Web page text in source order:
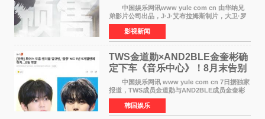
中国娱乐网讯www yule com cn 由华纳兄
弟影片公司出品，J·J·艾布拉姆斯制片，大卫·罗
伯特·米切尔执导，好莱坞巨星安妮·海瑟薇和伊万
·麦克格雷格领衔主演的2026暑期惊悚冒险大片
《逃出绝
影视新闻
TWS金道勋×AND2BLE金奎彬确
定下车《音乐中心》！8月末告别
MC席位
中国娱乐网讯 www yule com cn 7日据独家
报道，TWS成员金道勋与AND2BLE成员金奎彬
将于8月离开《音乐中心》MC的位置。 金道
勋与金奎彬于去年3月与H2H A-NA一起被选为
《音乐中心》MC，约1
韩国娱乐